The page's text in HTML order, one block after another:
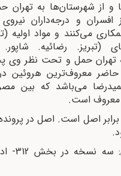
و از شهرستان‌ها به تهران
افسران و درجه‌داران
می‌کنند و مواد اولیه
(تبریز. رضائیه.
تهران حمل و تحت نظر وی
معروف‌ترین هروئین در
می‌باشد که بین
معروف است.
اصل است. اصل در